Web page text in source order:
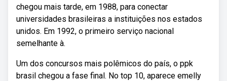
chegou mais tarde, em 1988, para conectar
universidades brasileiras a instituições nos estados
unidos. Em 1992, o primeiro serviço nacional
semelhante à.
Um dos concursos mais polêmicos do país, o ppk
brasil chegou a fase final. No top 10, aparece emelly